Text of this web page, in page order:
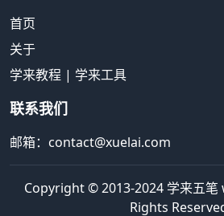
首页
关于
学来教程 | 学来工具
联系我们
邮箱：contact@xuelai.com
Copyright © 2013-2024 学来五
Rights